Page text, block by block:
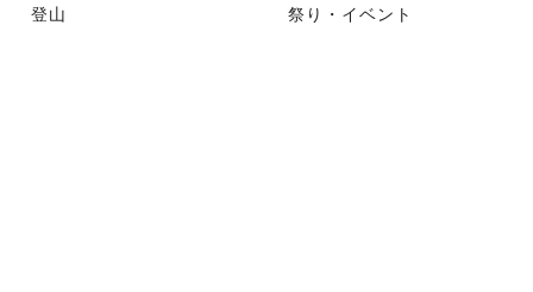
登山 祭り・イベント